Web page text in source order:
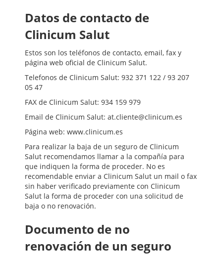
Datos de contacto de
Clinicum Salut
Estos son los teléfonos de contacto, email, fax y
página web oficial de Clinicum Salut.
Telefonos de Clinicum Salut: 932 371 122 / 93 207
05 47
FAX de Clinicum Salut: 934 159 979
Email de Clinicum Salut: at.cliente@clinicum.es
Página web: www.clinicum.es
Para realizar la baja de un seguro de Clinicum
Salut recomendamos llamar a la compañía para
que indiquen la forma de proceder. No es
recomendable enviar a Clinicum Salut un mail o fax
sin haber verificado previamente con Clinicum
Salut la forma de proceder con una solicitud de
baja o no renovación.
Documento de no
renovación de un seguro